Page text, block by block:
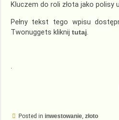
Kluczem do roli złota jako
Pełny tekst tego wpisu
Twonuggets kliknij tutaj.
.
Posted in inwestowanie, złoto